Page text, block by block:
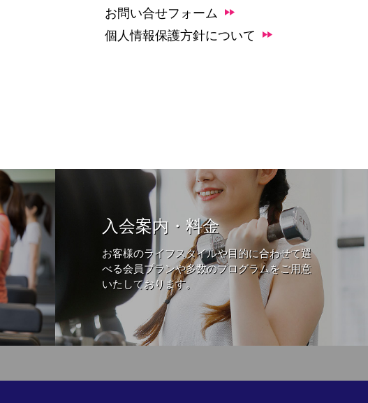
お問い合せフォーム
個人情報保護方針について
入会案内・料金
お客様のライフスタイルや目的に合わせて選
べる会員プランや多数のプログラムをご用意
いたしております。